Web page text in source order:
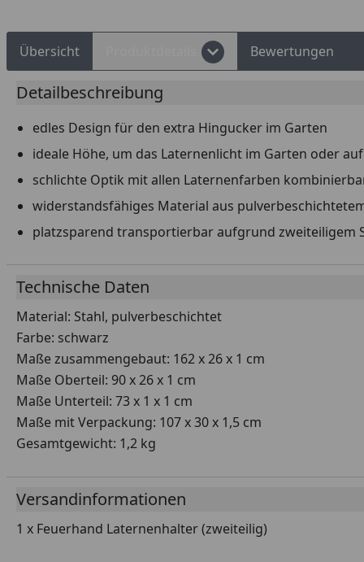
Übersicht Bewertungen
Detailbeschreibung
edles Design für den extra Hingucker im Garten
ideale Höhe, um das Laternenlicht im Garten oder
schlichte Optik mit allen Laternenfarben
widerstandsfähiges Material aus
platzsparend transportierbar aufgrund zweiteiligem
Technische Daten
Material: Stahl, pulverbeschichtet
Farbe: schwarz
Maße zusammengebaut: 162 x 26 x 1 cm
Maße Oberteil: 90 x 26 x 1 cm
Maße Unterteil: 73 x 1 x 1 cm
Maße mit Verpackung: 107 x 30 x 1,5 cm
Gesamtgewicht: 1,2 kg
Versandinformationen
1 x Feuerhand Laternenhalter (zweiteilig)